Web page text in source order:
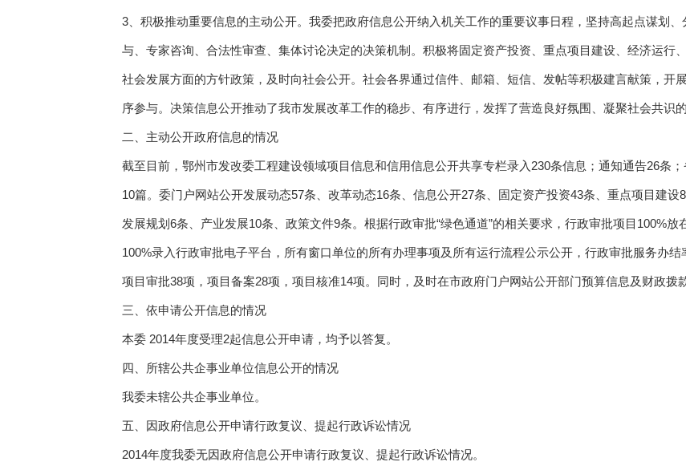
3、积极推动重要信息的主动公开。我委把政府信息公开纳入机关工作的重要议事日程，坚持高起点谋划
与、专家咨询、合法性审查、集体讨论决定的决策机制。积极将固定资产投资、重点项目建设、经济运行
社会发展方面的方针政策，及时向社会公开。社会各界通过信件、邮箱、短信、发帖等积极建言献策，开
序参与。决策信息公开推动了我市发展改革工作的稳步、有序进行，发挥了营造良好氛围、凝聚社会共识的
二、主动公开政府信息的情况
截至目前，鄂州市发改委工程建设领域项目信息和信用信息公开共享专栏录入230条信息；通知通告26条
10篇。委门户网站公开发展动态57条、改革动态16条、信息公开27条、固定资产投资43条、重点项目建设
发展规划6条、产业发展10条、政策文件9条。根据行政审批“绿色通道”的相关要求，行政审批项目100%放
100%录入行政审批电子平台，所有窗口单位的所有办理事项及所有运行流程公示公开，行政审批服务办
项目审批38项，项目备案28项，项目核准14项。同时，及时在市政府门户网站公开部门预算信息及财政拨
三、依申请公开信息的情况
本委 2014年度受理2起信息公开申请，均予以答复。
四、所辖公共企事业单位信息公开的情况
我委未辖公共企事业单位。
五、因政府信息公开申请行政复议、提起行政诉讼情况
2014年度我委无因政府信息公开申请行政复议、提起行政诉讼情况。